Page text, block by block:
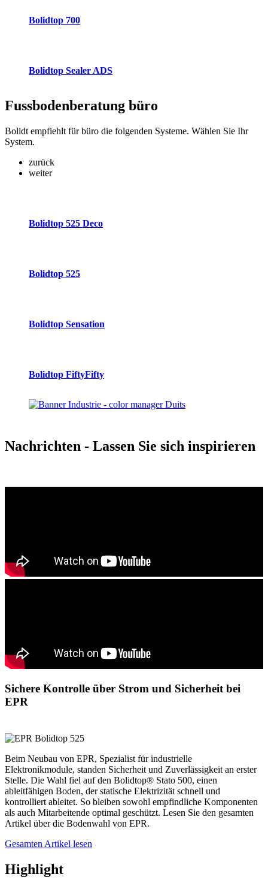
Bolidtop 700
Bolidtop Sealer ADS
Fussbodenberatung büro
Bolidt empfiehlt für büro die folgenden Systeme. Wählen Sie Ihr
System.
zurück
weiter
Bolidtop 525 Deco
Bolidtop 525
Bolidtop Sensation
Bolidtop FiftyFifty
Nachrichten - Lassen Sie sich inspirieren
Sichere Kontrolle über Strom und Sicherheit bei
EPR
Beim Neubau von EPR, Spezialist für industrielle
Elektronikmodule, standen Sicherheit und Zuverlässigkeit an erster
Stelle. Die Wahl fiel auf den Bolidtop® Stato 500, einen
ableitfähigen Boden, der statische Elektrizität schnell und
kontrolliert ableitet. So bleiben sowohl empfindliche Komponenten
als auch Mitarbeitende optimal geschützt. Lesen Sie den gesamten
Artikel über die Bodenwahl von EPR.
Gesamten Artikel lesen
Highlight